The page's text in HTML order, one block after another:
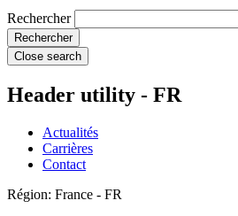
Rechercher
Close search
Header utility - FR
Actualités
Carrières
Contact
Région: France - FR